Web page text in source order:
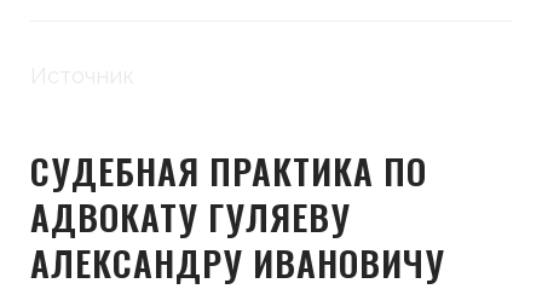
СУДЕБНАЯ ПРАКТИКА ПО
АДВОКАТУ ГУЛЯЕВУ
АЛЕКСАНДРУ ИВАНОВИЧУ